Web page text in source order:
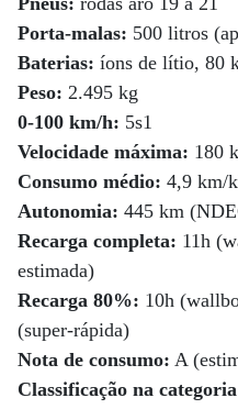
Porta-malas: 500 litros
Baterias: íons de lítio, 80
Peso: 2.495 kg
0-100 km/h: 5s1
Velocidade máxima: 180
Consumo médio: 4,9 km/
Autonomia: 445 km
Recarga completa: 11h
estimada)
Recarga 80%: 10h
(super-rápida)
Nota de consumo: A
Classificação na